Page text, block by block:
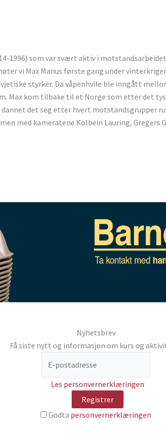
1996) som var svært aktiv i motstandsarbeidet
vi Max Manus første gang under
styrker. Da våpenhvile ble inngått
Max kom tilbake til et Norge som etter det
det seg etter hvert motstandsgrupper
med kameratene Kolbein Lauring, Gregers
Nyhetsbrev
Få siste nytt og informasjon om kurs og
Les personvernerklæringen
Godta personvernerklæringen